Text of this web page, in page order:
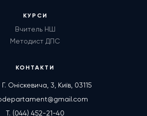
КУРСИ
Вчитель НШ
Методист ДПС
КОНТАКТИ
Оніскевича, 3, Київ, 03115
T. (044) 452-21-40